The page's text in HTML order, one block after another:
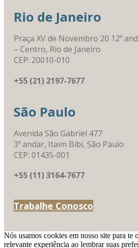
Rio de Janeiro
Praça XV de Novembro 20 12º
– Centro, Rio de Janeiro
CEP: 20010-010
+55 (21) 2197-7677
São Paulo
Avenida São Gabriel 477
3º andar, Itaim Bibi, São Paulo
CEP: 01435-001
+55 (11) 3164-7677
Trabalhe Conosco
Nós usamos cookies em nosso site para te
relevante experiência ao lembrar suas